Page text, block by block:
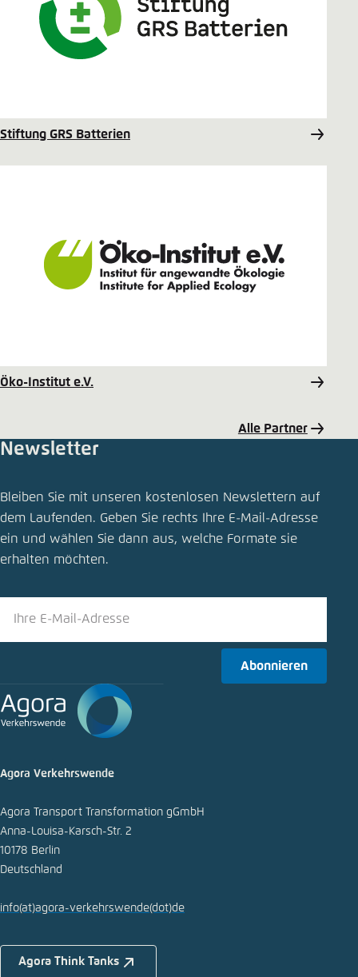
Stiftung GRS Batterien
Öko-Institut e.V.
Alle Partner
Recycling von Antriebsbatterien in Europa kann
erhebliche Anteile des Rohstoffbedarfs im
Automobilsektor decken
LinkedIn
In die Zwischenablage kopieren
E-Mail
Newsletter
Bleiben Sie mit unseren kostenlosen Newslettern auf
dem Laufenden. Geben Sie rechts Ihre E-Mail-Adresse
ein und wählen Sie dann aus, welche Formate sie
erhalten möchten.
Abonnieren
Agora Verkehrswende
Agora Transport Transformation gGmbH
Anna-Louisa-Karsch-Str. 2
10178 Berlin
Deutschland
info(at)agora-verkehrswende(dot)de
Agora Think Tanks